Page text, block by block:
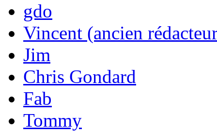
gdo
Vincent (ancien
Jim
Chris Gondard
Fab
Tommy